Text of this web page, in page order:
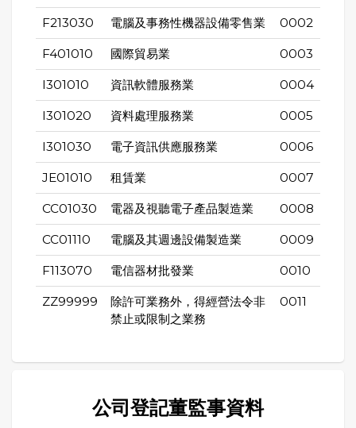
F213030 電腦及事務性機器設備零售業 0002
F401010 國際貿易業 0003
I301010 資訊軟體服務業 0004
I301020 資料處理服務業 0005
I301030 電子資訊供應服務業 0006
JE01010 租賃業 0007
CC01030 電器及視聽電子產品製造業 0008
CC01110 電腦及其週邊設備製造業 0009
F113070 電信器材批發業 0010
ZZ99999
除許可業務外，得經營法令非
禁止或限制之業務
0011
公司登記董監事資料